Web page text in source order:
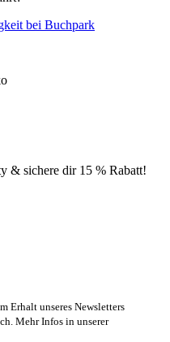
bei Buchpark
& sichere dir 15 % Rabatt!
Erhalt unseres Newsletters
Mehr Infos in unserer